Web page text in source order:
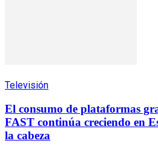
Televisión
El consumo de plataformas
FAST continúa creciendo en
la cabeza